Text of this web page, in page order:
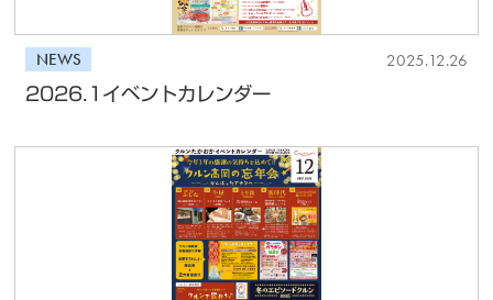
NEWS 2025.12.26
2026.1イベントカレンダー